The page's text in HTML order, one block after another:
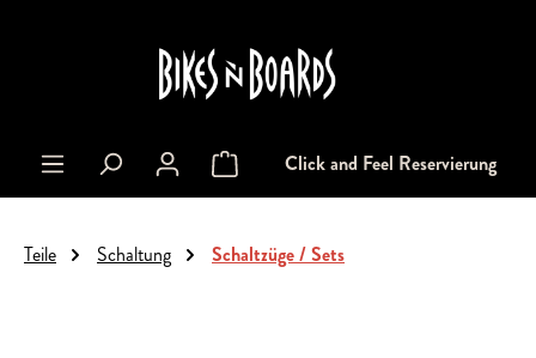
Warenkorb enthält 0 Positionen. Der
Click and Feel Reservierung
Teile Schaltung Schaltzüge / Sets